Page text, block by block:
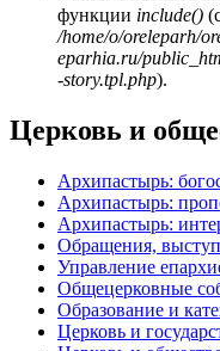
функции include()
/home/o/oreleparh/
eparhia.ru/
-story.tpl.php).
Церковь и
Архипастырь:
Архипастырь:
Архипастырь:
Обращения,
Управление
Общецерковные
Образование и
Церковь и